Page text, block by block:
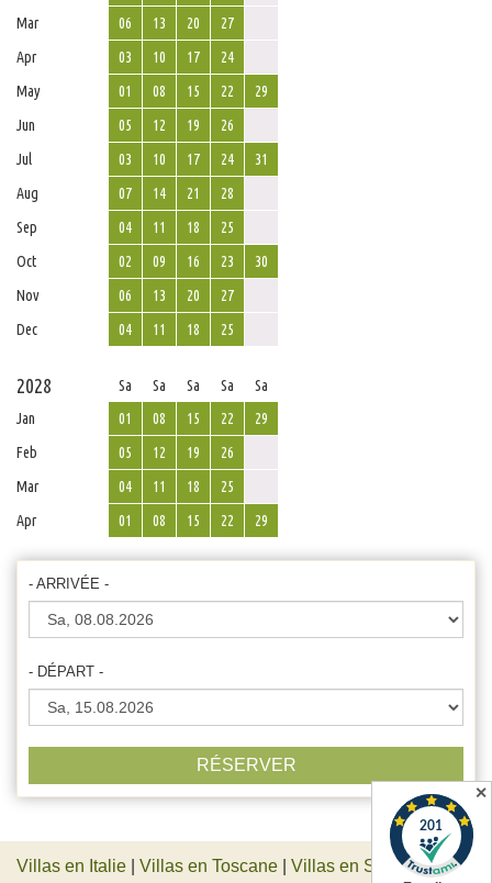
Mar
06 13 20
27
Apr
03 10 17
24
May
01 08 15 22
29
Jun
05 12 19
26
Jul
03 10 17 24
31
Aug
07 14 21
28
Sep
04 11 18
25
Oct
02 09 16 23
30
Nov
06 13 20
27
Dec
04 11 18 25
2028 Sa Sa Sa Sa
Sa
Jan
01 08 15 22
29
Feb
05 12 19
26
Mar
04 11 18
25
Apr
01 08 15 22 29
- ARRIVÉE -
- DÉPART -
RÉSERVER
Villas en Italie Villas en Toscane Villas en Sicile|Villas
✕